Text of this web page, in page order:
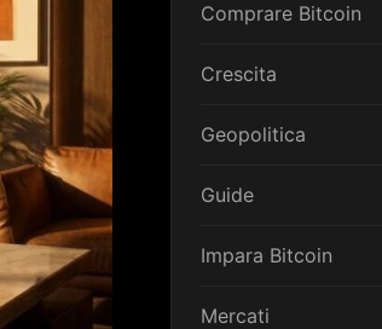
Comprare Bitcoin
Crescita
Geopolitica
Guide
Impara Bitcoin
Mercati